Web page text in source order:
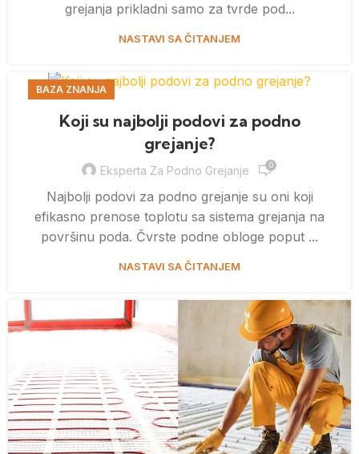
grejanja prikladni samo za tvrde pod...
NASTAVI SA ČITANJEM
BAZA ZNANJA
Koji su najbolji podovi za podno
grejanje?
Eksperta Za Podno Grejanje 0
Najbolji podovi za podno grejanje su oni koji
efikasno prenose toplotu sa sistema grejanja na
površinu poda. Čvrste podne obloge poput ...
NASTAVI SA ČITANJEM